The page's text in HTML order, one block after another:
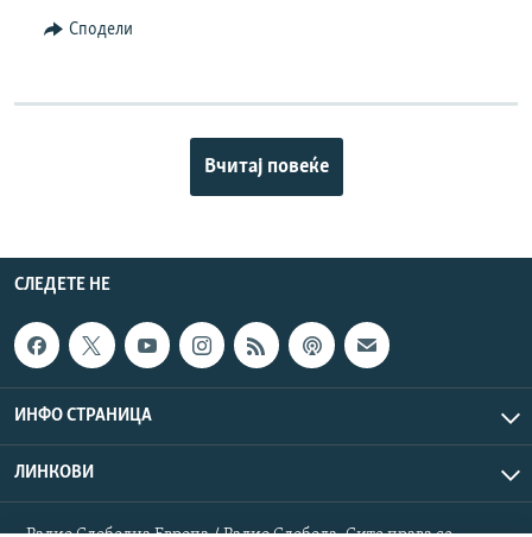
Сподели
Вчитај повеќе
СЛЕДЕТЕ НЕ
ИНФО СТРАНИЦА
ЛИНКОВИ